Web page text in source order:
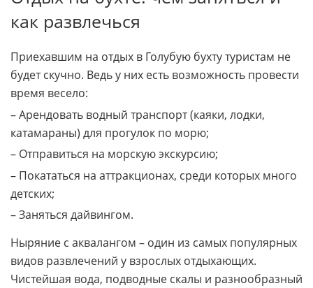
как развлечься
Приехавшим на отдых в Голубую бухту туристам не
будет скучно. Ведь у них есть возможность провести
время весело:
– Арендовать водный транспорт (каяки, лодки,
катамараны) для прогулок по морю;
– Отправиться на морскую экскурсию;
– Покататься на аттракционах, среди которых много
детских;
– Заняться дайвингом.
Ныряние с аквалангом – один из самых популярных
видов развлечений у взрослых отдыхающих.
Чистейшая вода, подводные скалы и разнообразный